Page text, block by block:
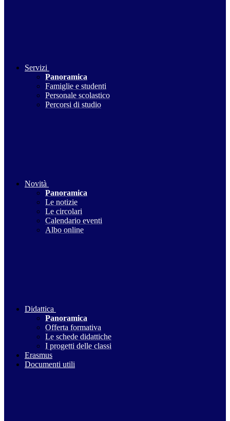
Servizi
Panoramica
Famiglie e studenti
Personale scolastico
Percorsi di studio
Novità
Panoramica
Le notizie
Le circolari
Calendario eventi
Albo online
Didattica
Panoramica
Offerta formativa
Le schede didattiche
I progetti delle classi
Erasmus
Documenti utili